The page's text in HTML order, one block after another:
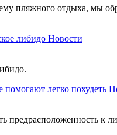
пляжного отдыха, мы
либидо Новости
легко похудеть
предрасположенность к